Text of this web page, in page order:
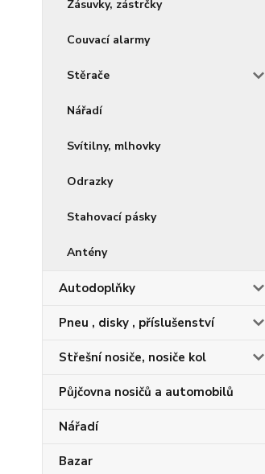
Zásuvky, zástrčky
Couvací alarmy
Stěrače
Nářadí
Svítilny, mlhovky
Odrazky
Stahovací pásky
Antény
Autodoplňky
Pneu , disky , příslušenství
Střešní nosiče, nosiče kol
Půjčovna nosičů a automobilů
Nářadí
Bazar